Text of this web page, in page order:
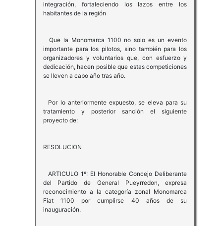
integración, fortaleciendo los lazos entre los
habitantes de la región
Que la Monomarca 1100 no solo es un evento
importante para los pilotos, sino también para los
organizadores y voluntarios que, con esfuerzo y
dedicación, hacen posible que estas competiciones
se lleven a cabo año tras año.
Por lo anteriormente expuesto, se eleva para su
tratamiento y posterior sanción el siguiente
proyecto de:
RESOLUCION
ARTICULO 1º: El Honorable Concejo Deliberante
del Partido de General Pueyrredon, expresa
reconocimiento a la categoría zonal Monomarca
Fiat 1100 por cumplirse 40 años de su
inauguración.